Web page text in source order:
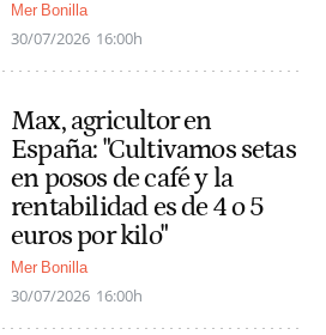
Mer Bonilla
30/07/2026 16:00h
Max, agricultor en
España: "Cultivamos setas
en posos de café y la
rentabilidad es de 4 o 5
euros por kilo"
Mer Bonilla
30/07/2026 16:00h